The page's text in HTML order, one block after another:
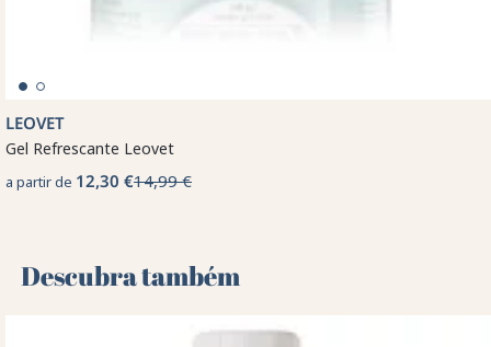
LEOVET
Gel Refrescante Leovet
a partir de 12,30 €14,99 €
Descubra também 🌻